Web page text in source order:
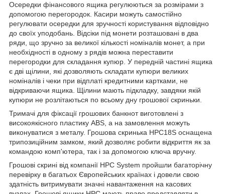
Осередки фінансового ящика регулюються за розмірами з
допомогою перегородок. Касири можуть самостійно
регулювати осередки для зручності користування відповідно
до своїх уподобань. Відсіки під монети розташовані в два
ряди, що зручно за великої кількості номіналів монет, а при
необхідності в одному з рядів можна переставити
перегородки для складання купюр. У передній частині ящика
є дві щілини, які дозволяють складати купюри великих
номіналів і чеки при відплаті кредитними картками, не
відкриваючи ящика. Щілини мають підкладку, завдяки якій
купюри не розлітаються по всьому дну грошової скриньки.
Тримачі для фіксації грошових банкнот виготовлені з
високоякісного пластику ABS, а на замовлення можуть
виконуватися з металу. Грошова скринька HPC18S оснащена
трипозиційним замком, який дозволяє робити відкриття як за
командою комп'ютера, так і за допомогою ключа вручну.
Грошові скрині від компанії HPC System пройшли багаторічну
перевірку в багатьох Європейських країнах і довели свою
здатність витримувати значні навантаження на касових